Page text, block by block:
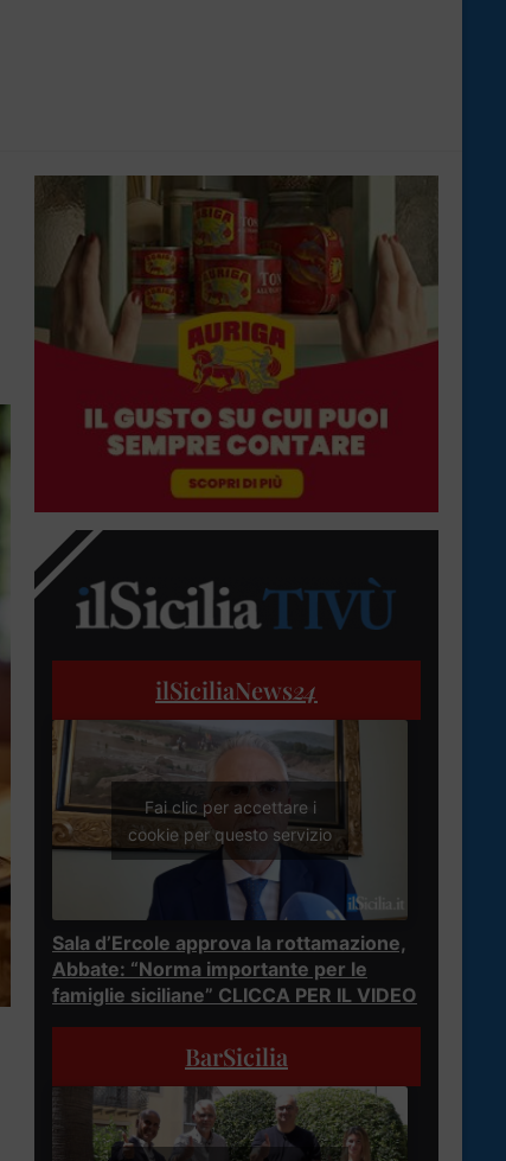
ilSiciliaNews24
Fai clic per accettare i
cookie per questo servizio
Sala d’Ercole approva la rottamazione,
Abbate: “Norma importante per le
famiglie siciliane” CLICCA PER IL VIDEO
BarSicilia